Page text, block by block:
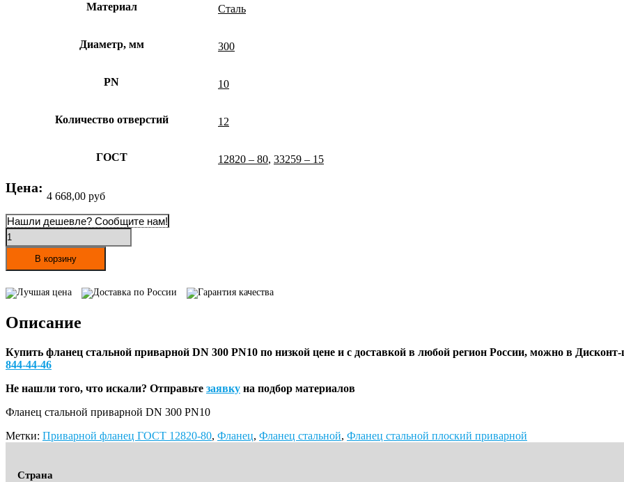
Материал Сталь
Диаметр, мм 300
PN 10
Количество отверстий 12
ГОСТ 12820 – 80, 33259 – 15
Цена:
4 668,00 руб
Нашли дешевле? Сообщите нам!
Количество
товара
Фланец
стальной
DN
PN10
В корзину
Лучшая цена Доставка по России Гарантия качества
Описание
Купить фланец стальной приварной DN 300 PN10 по низкой цене и с доставкой в любой регион России, можно в
844-44-46
Не нашли того, что искали? Отправьте заявку на подбор материалов
Фланец стальной приварной DN 300 PN10
Метки: Приварной фланец ГОСТ 12820-80, Фланец, Фланец стальной, Фланец стальной плоский приварной
Страна